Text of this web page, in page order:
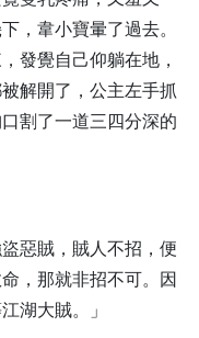
，韋小寶暈了過去。
發覺自己仰躺在地，
解開了，公主左手抓
割了一道三四分深的
惡賊，賊人不招，便
，那就非招不可。因
湖大賊。」